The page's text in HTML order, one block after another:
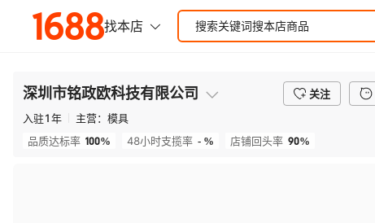
深圳市铭政欧科技有限公司 关注
入驻1年 主营： 模具
品质达标率 100% 48小时支揽率 - % 店铺回头率 90%